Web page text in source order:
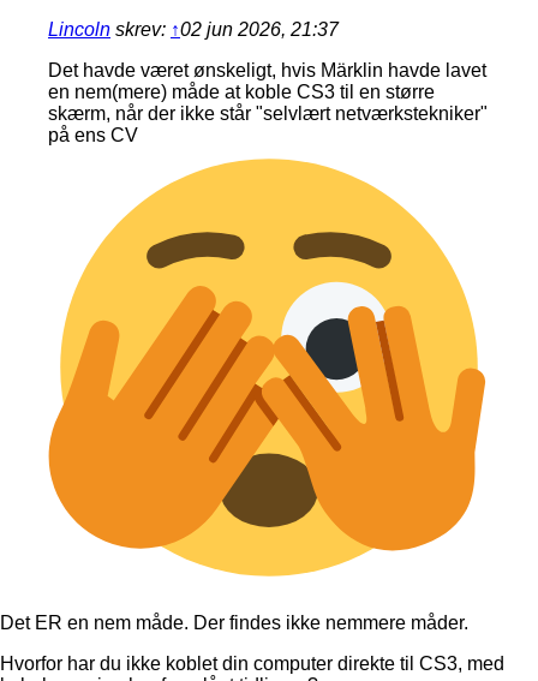
Lincoln skrev: ↑02 jun 2026, 21:37
Det havde været ønskeligt, hvis Märklin havde lavet
en nem(mere) måde at koble CS3 til en større
skærm, når der ikke står "selvlært netværkstekniker"
på ens CV
Det ER en nem måde. Der findes ikke nemmere måder.
Hvorfor har du ikke koblet din computer direkte til CS3, med